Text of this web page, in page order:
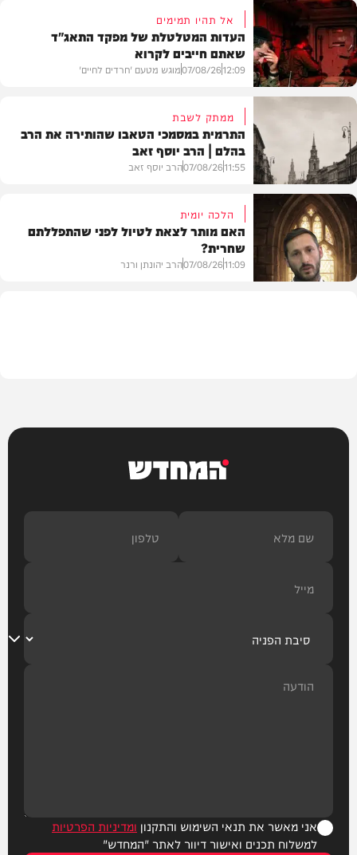
דעות
אל תהיו תמימים
העדות המטלטלת של מפקד התאג"ד
שאתם חייבים לקרוא
12:09
07/08/26מוגש מטעם 'חרדים לחיים'
בית המדרש
ממתק לשבת
התרמית במסמכי הטאבו שהותירה את הרב
בהלם | הרב יוסף זאב
11:55
07/08/26הרב יוסף זאב
הלכה יומית
האם מותר לצאת לטיול לפני שהתפללתם
שחרית?
11:09
07/08/26הרב יהונתן ורנר
המחדש
אני מאשר את תנאי השימוש והתקנון ומדיניות הפרטיות
למשלוח תכנים ואישור דיוור לאתר "המחדש"